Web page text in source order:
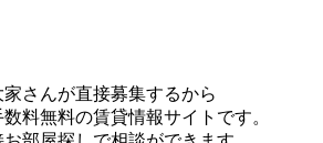
さんが直接募集するから
料無料の賃貸情報サイトです。